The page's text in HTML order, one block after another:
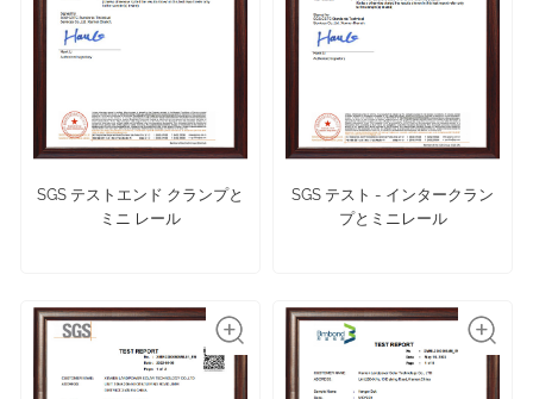
SGS テストエンド クランプと
ミニ レール
SGS テスト - インタークラン
プとミニレール